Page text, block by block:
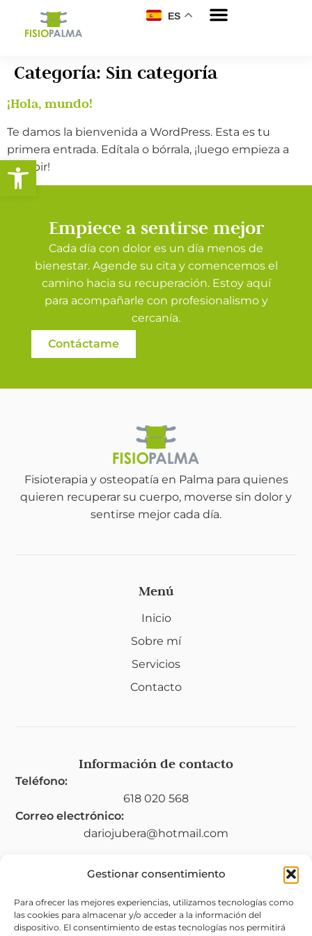
Abrir barra de herramientas
Gestionar consentimiento
Para ofrecer las mejores experiencias, utilizamos tecnologías como
las cookies para almacenar y/o acceder a la información del
dispositivo. El consentimiento de estas tecnologías nos permitirá
ES
Categoría: Sin categoría
¡Hola, mundo!
Te damos la bienvenida a WordPress. Esta es tu
primera entrada. Edítala o bórrala, ¡luego empieza a
escribir!
Empiece a sentirse mejor
Cada día con dolor es un día menos de
bienestar. Agende su cita y comencemos el
camino hacia su recuperación. Estoy aquí
para acompañarle con profesionalismo y
cercanía.
Contáctame
Fisioterapia y osteopatía en Palma para quienes
quieren recuperar su cuerpo, moverse sin dolor y
sentirse mejor cada día.
Menú
Inicio
Sobre mí
Servicios
Contacto
Información de contacto
Teléfono:
618 020 568
Correo electrónico:
dariojubera@hotmail.com
Legal
Aviso legal